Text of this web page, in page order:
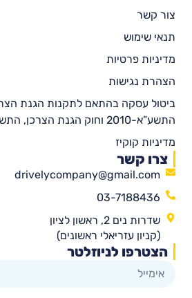
צור קשר
תנאי שימוש
מדיניות פרטיות
הצהרת נגישות
ביטול עסקה בהתאם לתקנות הגנת
התשע”א-2010 וחוק הגנת הצרכן, התשמ”א-1981″
מדיניות קוקיז
צרו קשר
drivelycompany@gmail.com
03-7188436
שדרות נים 2, ראשון לציון
(קניון עזריאלי ראשונים)
הצטרפו לניוזלטר